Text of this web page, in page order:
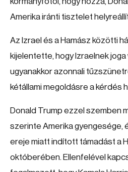
Amerika iránti tisztelet
Az Izrael és a Hamász közötti
kijelentette, hogy Izraelnek
ugyanakkor azonnali
kétállami megoldásre a kérdés
Donald Trump ezzel szemben
szerinte Amerika gyengesége,
ereje miatt indított támadást a
októberében. Ellenfelével